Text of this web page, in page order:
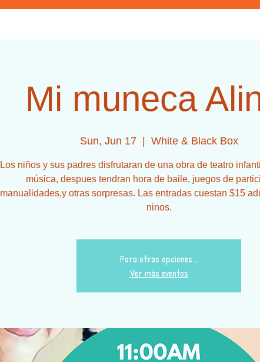
Mi muneca
Sun, Jun 17
  |
White & Black Box
Los niños y sus padres disfrutaran de una obra de teatro
música, despues tendran hora de baile, juegos de
manualidades,y otras sorpresas. Las entradas cuestan $15
Para otras opciones...
Ver más eventos